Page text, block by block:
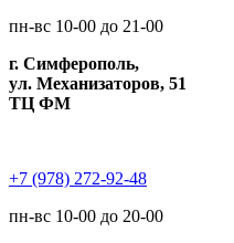
пн-вс 10-00 до 21-00
г. Симферополь,
ул. Механизаторов, 51
ТЦ ФМ
+7 (978) 272-92-48
пн-вс 10-00 до 20-00